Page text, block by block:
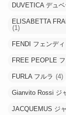
DUVETICA デュベ
ELISABETTA
(1)
FENDI フェンディ
FREE PEOPLE
FURLA フルラ (4)
Gianvito Rossi ジ
JACQUEMUS ジ